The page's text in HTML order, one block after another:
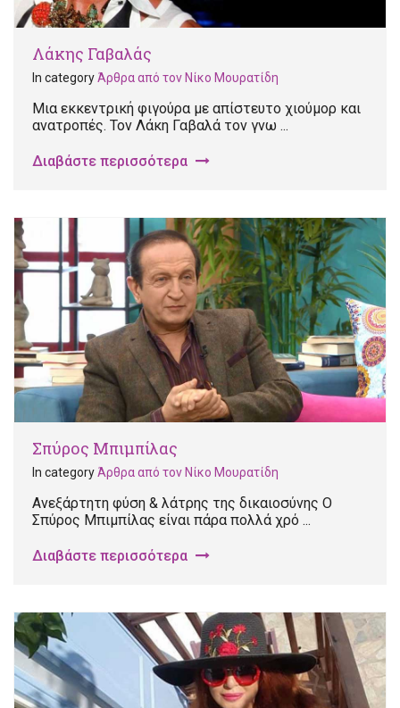
Λάκης Γαβαλάς
In categoryΆρθρα από τον Νίκο Μουρατίδη
Μια εκκεντρική φιγούρα με απίστευτο χιούμορ και
ανατροπές. Τον Λάκη Γαβαλά τον γνω ...
Διαβάστε περισσότερα
Σπύρος Μπιμπίλας
In categoryΆρθρα από τον Νίκο Μουρατίδη
Ανεξάρτητη φύση & λάτρης της δικαιοσύνης Ο
Σπύρος Μπιμπίλας είναι πάρα πολλά χρό ...
Διαβάστε περισσότερα